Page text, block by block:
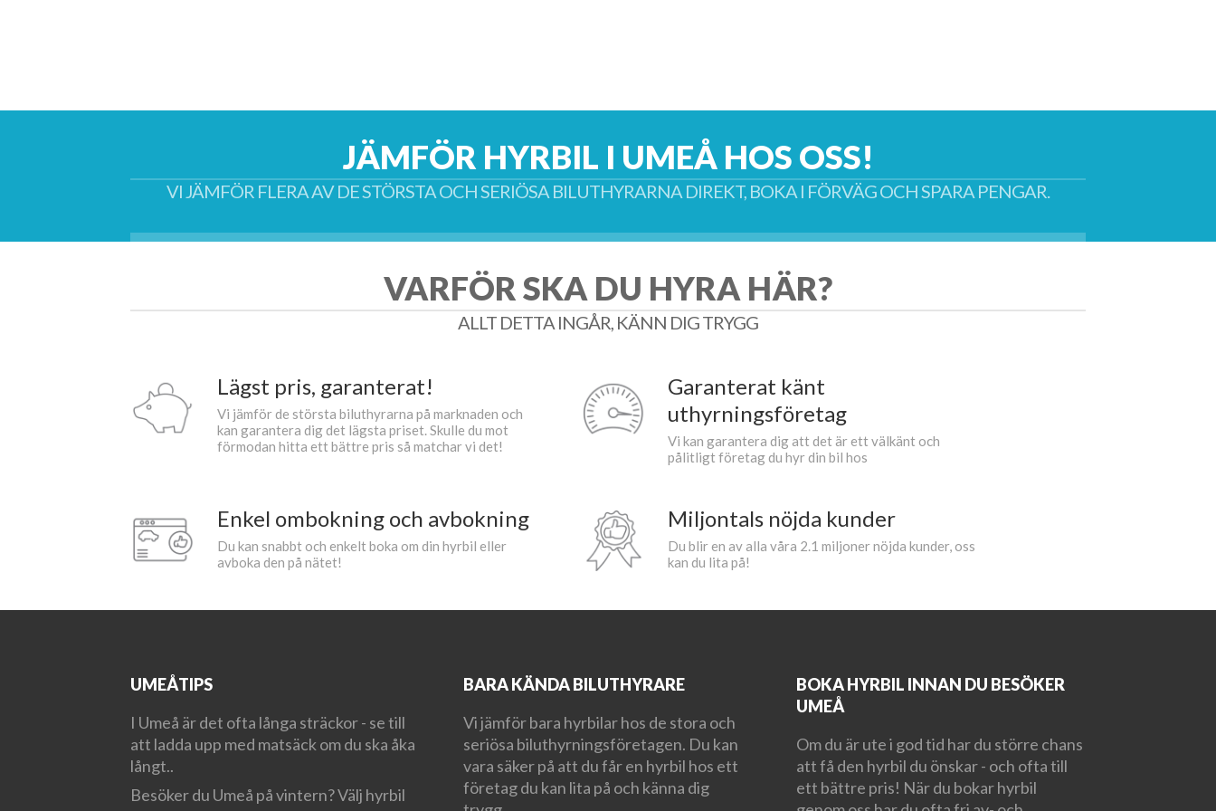
JÄMFÖR HYRBIL I UMEÅ HOS OSS!
VI JÄMFÖR FLERA AV DE STÖRSTA OCH SERIÖSA BILUTHYRARNA DIREKT, BOKA I FÖRVÄG OCH SPARA PENGAR.
VARFÖR SKA DU HYRA HÄR?
ALLT DETTA INGÅR, KÄNN DIG TRYGG
Lägst pris, garanterat!
Vi jämför de största biluthyrarna på marknaden och
kan garantera dig det lägsta priset. Skulle du mot
förmodan hitta ett bättre pris så matchar vi det!
Garanterat känt
uthyrningsföretag
Vi kan garantera dig att det är ett välkänt och
pålitligt företag du hyr din bil hos
Enkel ombokning och avbokning
Du kan snabbt och enkelt boka om din hyrbil eller
avboka den på nätet!
Miljontals nöjda kunder
Du blir en av alla våra 2.1 miljoner nöjda kunder, oss
kan du lita på!
UMEÅTIPS
I Umeå är det ofta långa sträckor - se till
att ladda upp med matsäck om du ska åka
långt..
Besöker du Umeå på vintern? Välj hyrbil
BARA KÄNDA BILUTHYRARE
Vi jämför bara hyrbilar hos de stora och
seriösa biluthyrningsföretagen. Du kan
vara säker på att du får en hyrbil hos ett
företag du kan lita på och känna dig
BOKA HYRBIL INNAN DU BESÖKER
UMEÅ
Om du är ute i god tid har du större chans
att få den hyrbil du önskar - och ofta till
ett bättre pris! När du bokar hyrbil